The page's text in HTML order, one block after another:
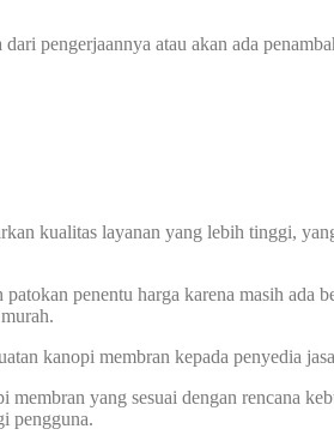
pengerjaannya atau akan ada
kualitas layanan yang lebih tinggi,
penentu harga karena masih ada
kanopi membran kepada penyedia
yang sesuai dengan rencana
pengguna.